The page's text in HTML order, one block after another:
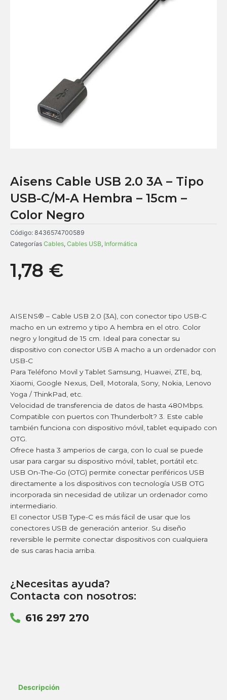
Aisens Cable USB 2.0 3A – Tipo
USB-C/M-A Hembra – 15cm –
Color Negro
Código: 8436574700589
Categorías Cables, Cables USB, Informática
1,78 €
AISENS® – Cable USB 2.0 (3A), con conector tipo USB-C
macho en un extremo y tipo A hembra en el otro. Color
negro y longitud de 15 cm. Ideal para conectar su
dispositivo con conector USB A macho a un ordenador con
USB-C
Para Teléfono Movil y Tablet Samsung, Huawei, ZTE, bq,
Xiaomi, Google Nexus, Dell, Motorala, Sony, Nokia, Lenovo
Yoga / ThinkPad, etc.
Velocidad de transferencia de datos de hasta 480Mbps.
Compatible con puertos con Thunderbolt? 3. Este cable
también funciona con dispositivo móvil, tablet equipado con
OTG.
Ofrece hasta 3 amperios de carga, con lo cual se puede
usar para cargar su dispositivo móvil, tablet, portátil etc.
USB On-The-Go (OTG) permite conectar periféricos USB
directamente a los dispositivos con tecnología USB OTG
incorporada sin necesidad de utilizar un ordenador como
intermediario.
El conector USB Type-C es más fácil de usar que los
conectores USB de generación anterior. Su diseño
reversible le permite conectar dispositivos con cualquiera
de sus caras hacia arriba.
¿Necesitas ayuda?
Contacta con nosotros:
616 297 270
Descripción